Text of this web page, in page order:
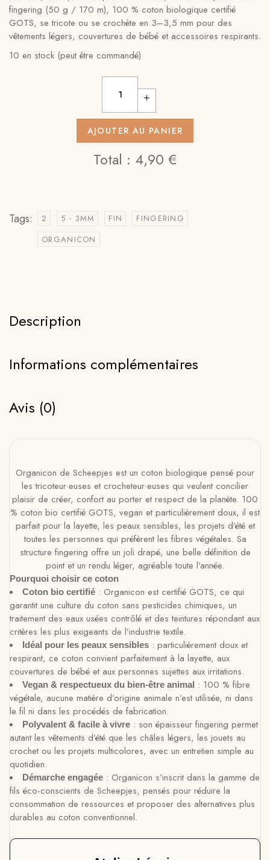
fingering (50 g / 170 m), 100 % coton biologique certifié
GOTS, se tricote ou se crochète en 3–3,5 mm pour des
vêtements légers, couvertures de bébé et accessoires respirants.
10 en stock (peut être commandé)
Organicon - Oxygen - 219 quantity
AJOUTER AU PANIER
Total : 4,90 €
Tags: 2 5 - 3MM FIN
FINGERING
ORGANICON
Description
Informations complémentaires
Avis (0)
Organicon de Scheepjes est un coton biologique pensé pour
les tricoteur·euses et crocheteur·euses qui veulent concilier
plaisir de créer, confort au porter et respect de la planète. 100
% coton bio certifié GOTS, vegan et particulièrement doux, il est
parfait pour la layette, les peaux sensibles, les projets d’été et
toutes les personnes qui préfèrent les fibres végétales. Sa
structure fingering offre un joli drapé, une belle définition de
point et un rendu léger, agréable toute l’année.
Pourquoi choisir ce coton
Coton bio certifié : Organicon est certifié GOTS, ce qui
garantit une culture du coton sans pesticides chimiques, un
traitement des eaux usées contrôlé et des teintures répondant aux
critères les plus exigeants de l’industrie textile.
Idéal pour les peaux sensibles : particulièrement doux et
respirant, ce coton convient parfaitement à la layette, aux
couvertures de bébé et aux personnes sujettes aux irritations.
Vegan & respectueux du bien-être animal : 100 % fibre
végétale, aucune matière d’origine animale n’est utilisée, ni dans
le fil ni dans les procédés de fabrication.
Polyvalent & facile à vivre : son épaisseur fingering permet
autant les vêtements d’été que les châles légers, les jouets au
crochet ou les projets multicolores, avec un entretien simple au
quotidien.
Démarche engagée : Organicon s’inscrit dans la gamme de
fils éco-conscients de Scheepjes, pensés pour réduire la
consommation de ressources et proposer des alternatives plus
durables au coton conventionnel.